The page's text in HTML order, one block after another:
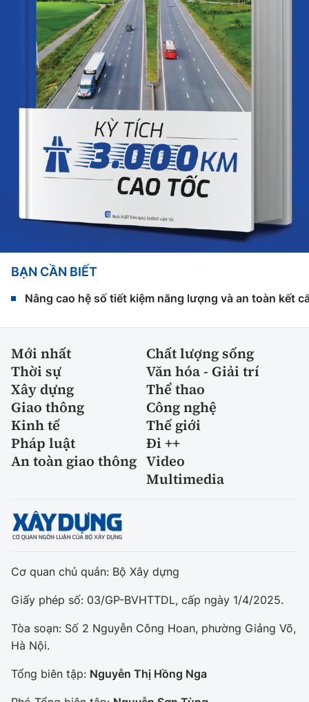
BẠN CẦN BIẾT
Nâng cao hệ số tiết kiệm năng lượng và an toàn kết
Mới nhất
Chất lượng sống
Thời sự
Văn hóa - Giải trí
Xây dựng
Thể thao
Giao thông
Công nghệ
Kinh tế
Thế giới
Pháp luật
Đi ++
An toàn giao thông Video
Multimedia
Cơ quan chủ quản: Bộ Xây dựng
Giấy phép số: 03/GP-BVHTTDL, cấp ngày 1/4/2025.
Tòa soạn: Số 2 Nguyễn Công Hoan, phường Giảng Võ,
Hà Nội.
Tổng biên tập: Nguyễn Thị Hồng Nga